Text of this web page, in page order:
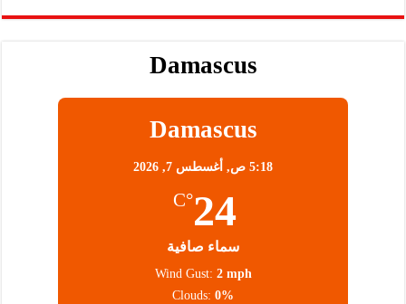
Damascus
Damascus
5:18 ص, أغسطس 7, 2026
24
°C
سماء صافية
Wind Gust: 2 mph
Clouds: 0%